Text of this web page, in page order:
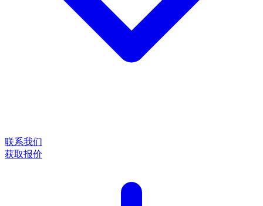
联系我们
获取报价